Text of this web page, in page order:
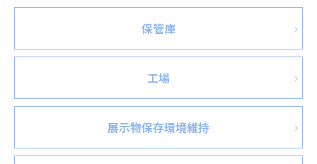
保管庫
工場
展示物保存環境維持